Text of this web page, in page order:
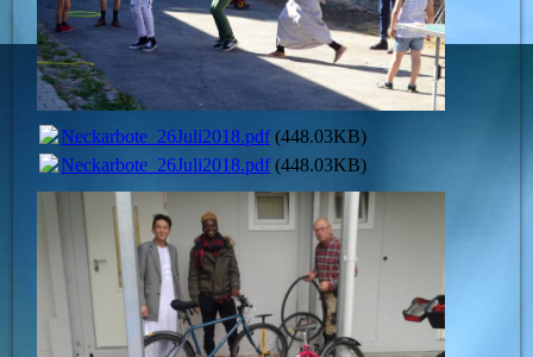
Neckarbote_26Juli2018.pdf(448.03KB)
Neckarbote_26Juli2018.pdf(448.03KB)